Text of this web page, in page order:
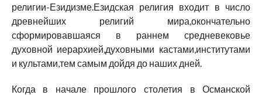
религии-Езидизме.Езидская религия входит в число
древнейших религий мира,окончательно
сформировавшаяся в раннем средневековье
духовной иерархией,духовными кастами,институтами
и культами,тем самым дойдя до наших дней.
Когда в начале прошлого столетия в Османской